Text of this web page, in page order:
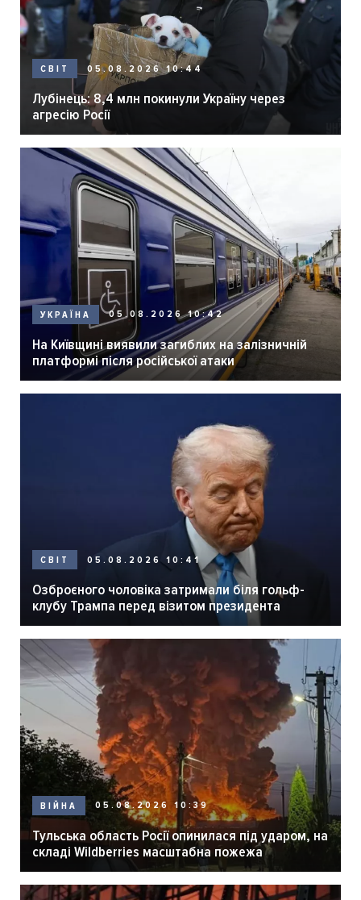
СВІТ 05.08.2026 10:44
Лубінець: 8,4 млн покинули Україну через
агресію Росії
УКРАЇНА 05.08.2026 10:42
На Київщині виявили загиблих на залізничній
платформі після російської атаки
СВІТ 05.08.2026 10:41
Озброєного чоловіка затримали біля гольф-
клубу Трампа перед візитом президента
ВІЙНА 05.08.2026 10:39
Тульська область Росії опинилася під ударом, на
складі Wildberries масштабна пожежа